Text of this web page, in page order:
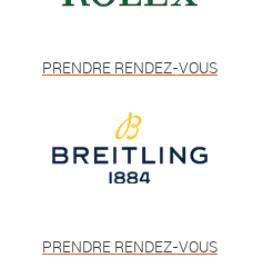
PRENDRE RENDEZ-VOUS
PRENDRE RENDEZ-VOUS